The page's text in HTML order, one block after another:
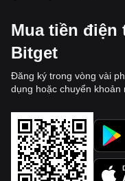
Mua tiền
Bitget
Đăng ký trong vòng vài
dụng hoặc chuyển khoản